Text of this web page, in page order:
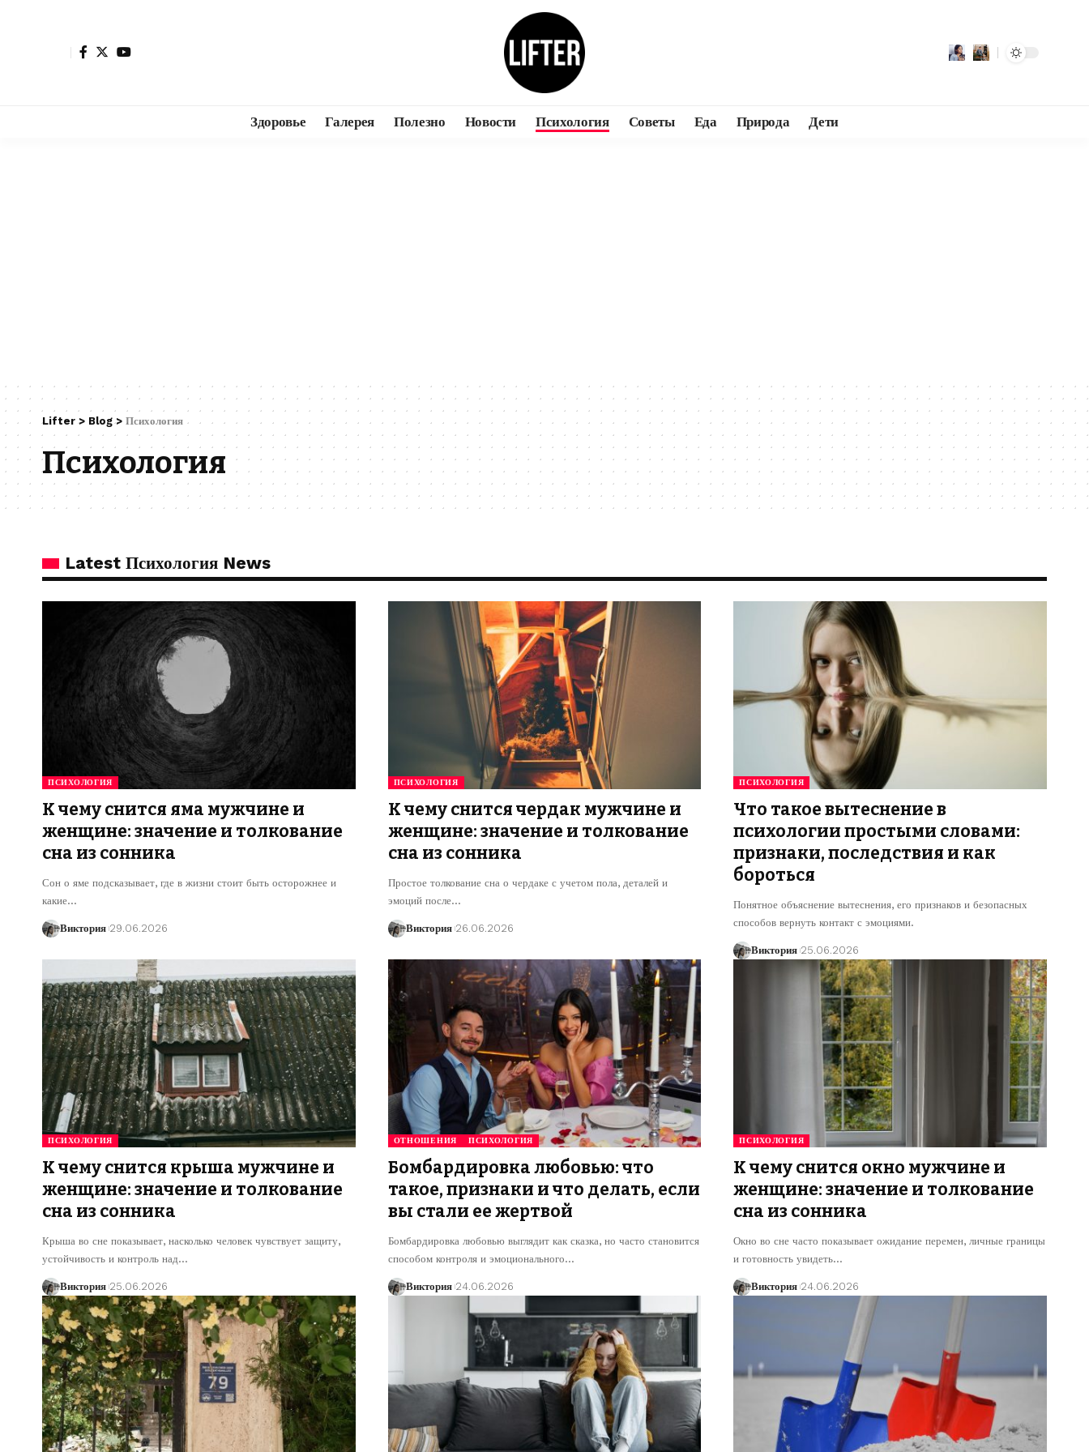
Здоровье Галерея Полезно Новости Психология Советы Еда Природа Дети
Lifter > Blog> Психология
Психология
Latest Психология News
ПСИХОЛОГИЯ
К чему снится яма мужчине и
женщине: значение и толкование
сна из сонника
Сон о яме подсказывает, где в жизни стоит быть осторожнее и
какие…
Виктория 29.06.2026
ПСИХОЛОГИЯ
К чему снится чердак мужчине и
женщине: значение и толкование
сна из сонника
Простое толкование сна о чердаке с учетом пола, деталей и
эмоций после…
Виктория 26.06.2026
ПСИХОЛОГИЯ
Что такое вытеснение в
психологии простыми словами:
признаки, последствия и как
бороться
Понятное объяснение вытеснения, его признаков и безопасных
способов вернуть контакт с эмоциями.
Виктория 25.06.2026
ПСИХОЛОГИЯ
К чему снится крыша мужчине и
женщине: значение и толкование
сна из сонника
Крыша во сне показывает, насколько человек чувствует защиту,
устойчивость и контроль над…
Виктория 25.06.2026
ОТНОШЕНИЯ ПСИХОЛОГИЯ
Бомбардировка любовью: что
такое, признаки и что делать, если
вы стали ее жертвой
Бомбардировка любовью выглядит как сказка, но часто становится
способом контроля и эмоционального…
Виктория 24.06.2026
ПСИХОЛОГИЯ
К чему снится окно мужчине и
женщине: значение и толкование
сна из сонника
Окно во сне часто показывает ожидание перемен, личные границы
и готовность увидеть…
Виктория 24.06.2026